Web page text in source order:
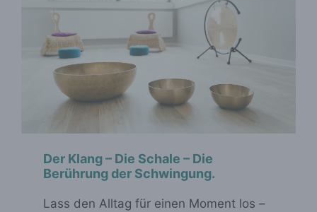
Der Klang – Die Schale – Die
Berührung der Schwingung.
Lass den Alltag für einen Moment los –